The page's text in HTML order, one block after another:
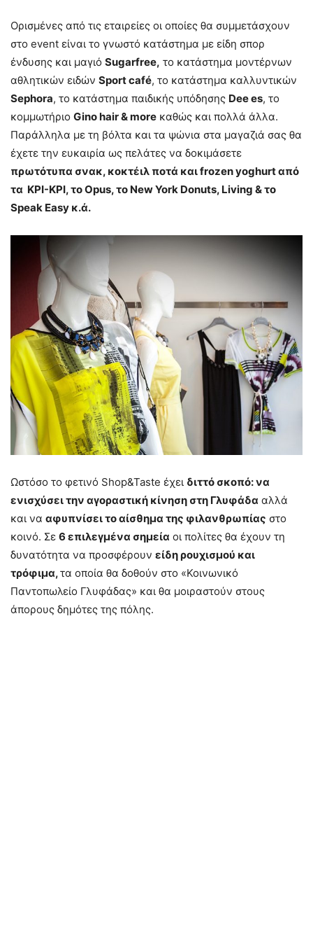
Ορισμένες από τις εταιρείες οι οποίες θα συμμετάσχουν
στο event είναι το γνωστό κατάστημα με είδη σπορ
ένδυσης και μαγιό Sugarfree, το κατάστημα μοντέρνων
αθλητικών ειδών Sportcafé, το κατάστημα καλλυντικών
Sephora, το κατάστημα παιδικής υπόδησης Deees, το
κομμωτήριο Ginohair &more καθώς και πολλά άλλα.
Παράλληλα με τη βόλτα και τα ψώνια στα μαγαζιά σας θα
έχετε την ευκαιρία ως πελάτες να δοκιμάσετε
πρωτότυπα σνακ, κοκτέιλ ποτά καιfrozenyoghurt από
τα ΚΡΙ-ΚΡΙ, τοOpus, το NewYork Donuts, Living & το
Speak Easy κ.ά.
Ωστόσο το φετινό Shop&Taste έχει διττό σκοπό: να
ενισχύσει την αγοραστική κίνηση στη Γλυφάδα αλλά
και να αφυπνίσει το αίσθημα της φιλανθρωπίας στο
κοινό. Σε 6 επιλεγμένα σημεία οι πολίτες θα έχουν τη
δυνατότητα να προσφέρουν είδη ρουχισμού και
τρόφιμα,τα οποία θα δοθούν στο «Κοινωνικό
Παντοπωλείο Γλυφάδας» και θα μοιραστούν στους
άπορους δημότες της πόλης.